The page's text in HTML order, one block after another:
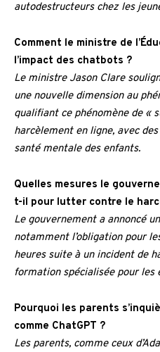
autodestructeurs chez les
Comment le ministre de
l’impact des chatbots ?
Le ministre Jason Clare
une nouvelle dimension au
qualifiant ce phénomène de «
harcèlement en ligne, avec
santé mentale des enfants.
Quelles mesures le
t-il pour lutter contre le
Le gouvernement a annoncé
notamment l’obligation pour
heures suite à un incident de
formation spécialisée pour les
Pourquoi les parents
comme ChatGPT ?
Les parents, comme ceux